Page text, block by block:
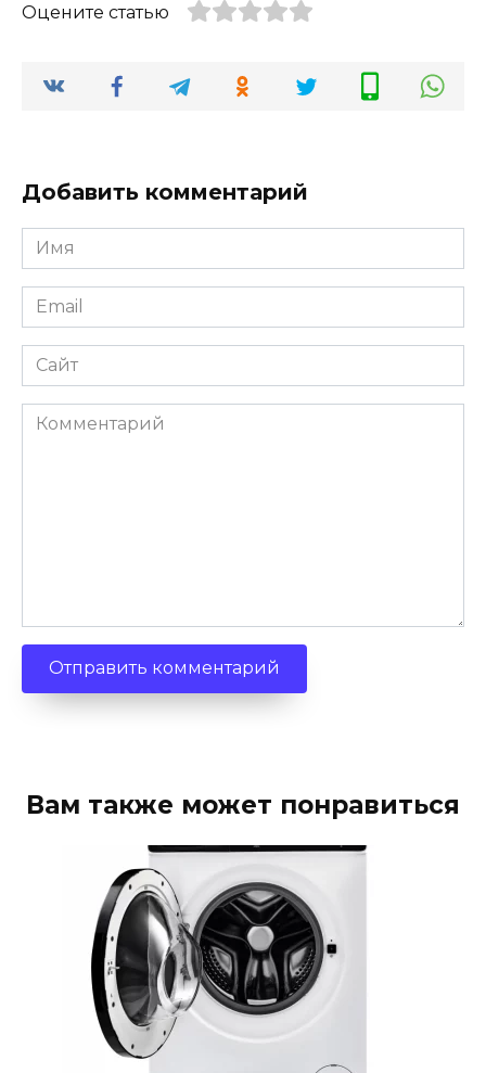
Оцените статью
Добавить комментарий
Имя
Email
Сайт
Комментарий
Вам также может понравиться